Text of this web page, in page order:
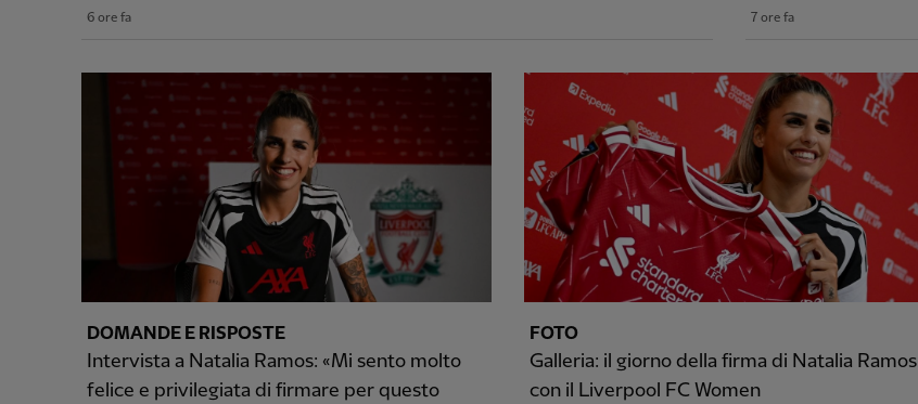
6 ore fa 7 ore fa
DOMANDE E RISPOSTE
Intervista a Natalia Ramos: «Mi sento molto
felice e privilegiata di firmare per questo
FOTO
Galleria: il giorno della firma di Natalia Ramos
con il Liverpool FC Women